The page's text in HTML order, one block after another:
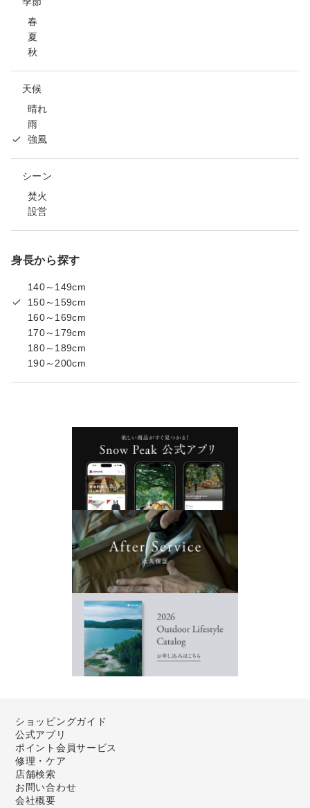
春
夏
秋
天候
晴れ
雨
強風
シーン
焚火
設営
身長から探す
140～149cm
150～159cm
160～169cm
170～179cm
180～189cm
190～200cm
ショッピングガイド
公式アプリ
ポイント会員サービス
修理・ケア
店舗検索
お問い合わせ
会社概要